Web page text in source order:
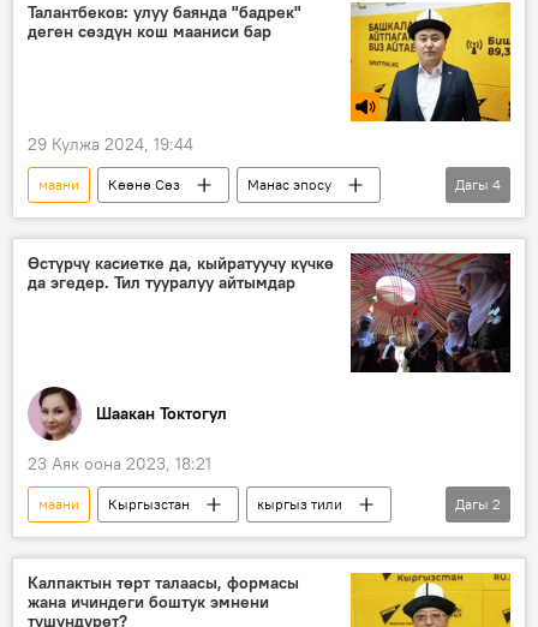
Талантбеков: улуу баянда "бадрек"
деген сөздүн кош мааниси бар
29 Кулжа 2024, 19:44
маани Көөнө Сөз
Манас эпосу
Нурбек Талантбеков
Кыргызстан
бадрек
сөз
Дагы 4
Өстүрчү касиетке да, кыйратуучу күчкө
да эгедер. Тил тууралуу айтымдар
Шаакан Токтогул
23 Аяк оона 2023, 18:21
маани Кыргызстан
кыргыз тили
тил
Колумнисттер
Дагы 2
Калпактын төрт талаасы, формасы
жана ичиндеги боштук эмнени
түшүндүрөт?